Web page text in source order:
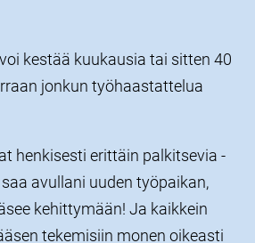
kestää kuukausia tai sitten 40
jonkun työhaastattelua
henkisesti erittäin palkitsevia -
avullani uuden työpaikan,
kehittymään! Ja kaikkein
tekemisiin monen oikeasti